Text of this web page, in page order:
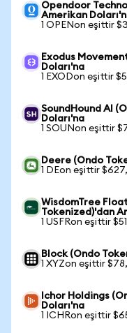
Opendoor
Amerikan
1 OPENon eşittir
Exodus
Doları'na
1 EXODon eşittir
SoundHound AI
Doları'na
1 SOUNon eşittir
Deere (Ondo
1 DEon eşittir
WisdomTree
Tokenized)'dan
1 USFRon eşittir
Block (Ondo
1 XYZon eşittir
Ichor Holdings
Doları'na
1 ICHRon eşittir